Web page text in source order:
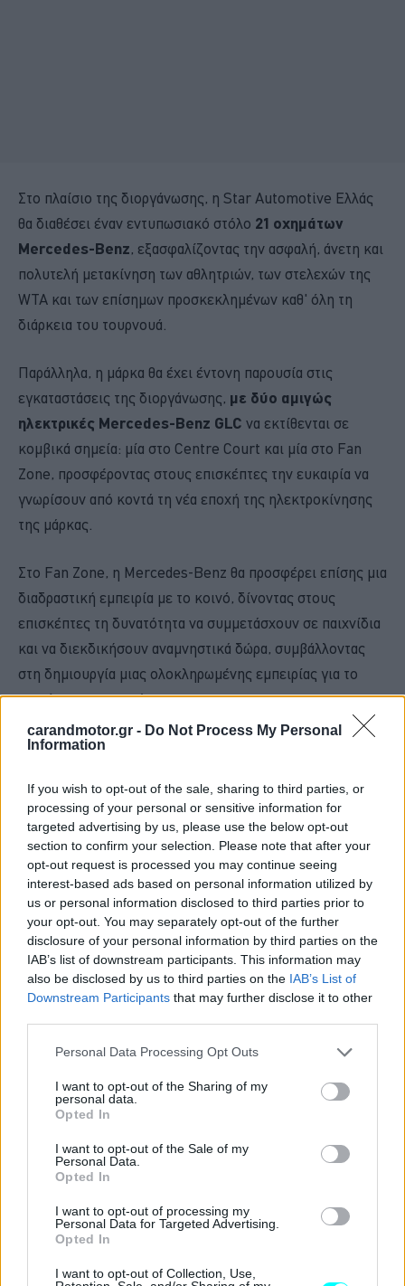
carandmotor.gr - Do Not Process My Personal
Information
If you wish to opt-out of the sale, sharing to third parties, or
processing of your personal or sensitive information for
targeted advertising by us, please use the below opt-out
section to confirm your selection. Please note that after your
opt-out request is processed you may continue seeing
interest-based ads based on personal information utilized by
us or personal information disclosed to third parties prior to
your opt-out. You may separately opt-out of the further
disclosure of your personal information by third parties on the
IAB’s list of downstream participants. This information may
also be disclosed by us to third parties on the IAB’s List of
Downstream Participants that may further disclose it to other
Please note that this website/app uses one or more Google
not limited to your visit or usage behaviour. You may click to
grant or deny consent to Google and its third-party tags to
use your data for below specified purposes in below Google
consent section.
Personal Data Processing Opt Outs
I want to opt-out of the Sharing of my
personal data.
Opted In
I want to opt-out of the Sale of my
Personal Data.
Opted In
I want to opt-out of processing my
Personal Data for Targeted Advertising.
Opted In
I want to opt-out of Collection, Use,
Στο πλαίσιο της διοργάνωσης, η Star Automotive Ελλάς
θα διαθέσει έναν εντυπωσιακό στόλο 21 οχημάτων
Mercedes-Benz, εξασφαλίζοντας την ασφαλή, άνετη και
πολυτελή μετακίνηση των αθλητριών, των στελεχών της
WTA και των επίσημων προσκεκλημένων καθ' όλη τη
διάρκεια του τουρνουά.
Παράλληλα, η μάρκα θα έχει έντονη παρουσία στις
εγκαταστάσεις της διοργάνωσης, με δύο αμιγώς
ηλεκτρικές Mercedes-Benz GLC να εκτίθενται σε
κομβικά σημεία: μία στο Centre Court και μία στο Fan
Zone, προσφέροντας στους επισκέπτες την ευκαιρία να
γνωρίσουν από κοντά τη νέα εποχή της ηλεκτροκίνησης
της μάρκας.
Στο Fan Zone, η Mercedes-Benz θα προσφέρει επίσης μια
διαδραστική εμπειρία με το κοινό, δίνοντας στους
επισκέπτες τη δυνατότητα να συμμετάσχουν σε παιχνίδια
και να διεκδικήσουν αναμνηστικά δώρα, συμβάλλοντας
στη δημιουργία μιας ολοκληρωμένης εμπειρίας για το
κοινό του τουρνουά.
«Η επιστροφή μιας διοργάνωσης της
ελληνικό τένις και τον αθλητισμό γενικότερα. Είμαστε
ιδιαίτερα χαρούμενοι που ηStarAutomotiveΕλλάς
συμμετέχει σε αυτή τη μεγάλη γιορτή του τένις, στο
πλαίσιο της παγκόσμιας συνεργασίας τηςMercedes
Benzμε τηWomen'sTennisAssociation. Συμβάλλουμε
στην επιτυχία της διοργάνωσης προσφέροντας ένα
σύγχρονο στόλο οχημάτων για τις μετακινήσεις
αθλητριών και επισήμων, ενώ παράλληλα φέρνουμε το
κοινό πιο κοντά στον κόσμο της ηλεκτροκίνησης μέσα
από την παρουσία των νέων ηλεκτρικών μοντέλων της
Mercedes-Benzστο χώρο.
Η υποστήριξη σημαντικών αθλητικών διοργανώσεων
αποτελεί για εμάς μια επένδυση σε αξίες που εμπνέουν,
ενώνουν και δημιουργούν αξέχαστες εμπειρίες για
όλους.»
Παναγιώτης Ριτσώνης, Γενικός Διευθυντής
Automotive